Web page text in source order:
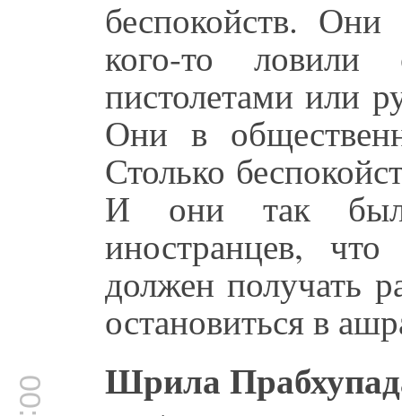
беспокойств.
кого-то
пистолетами или
Они в
Столько
И они так
иностранцев,
должен получать
остановиться в
Шрила